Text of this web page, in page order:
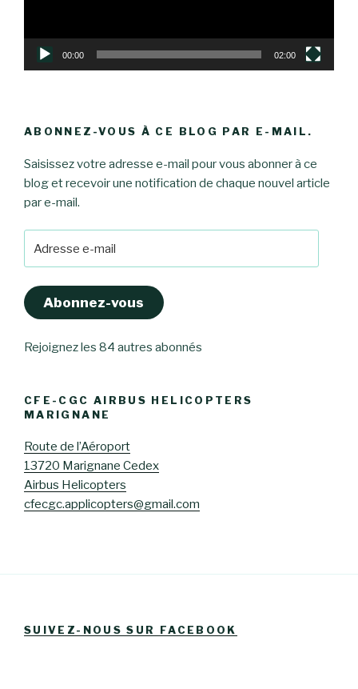
00:00 02:00
ABONNEZ-VOUS À CE BLOG PAR E-MAIL.
Saisissez votre adresse e-mail pour vous abonner à ce
blog et recevoir une notification de chaque nouvel article
par e-mail.
Abonnez-vous
Rejoignez les 84 autres abonnés
CFE-CGC AIRBUS HELICOPTERS
MARIGNANE
Route de l’Aéroport
13720 Marignane Cedex
Airbus Helicopters
cfecgc.applicopters@gmail.com
SUIVEZ-NOUS SUR FACEBOOK